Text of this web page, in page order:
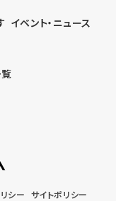
イベント・ニュース
シー サイトポリシー